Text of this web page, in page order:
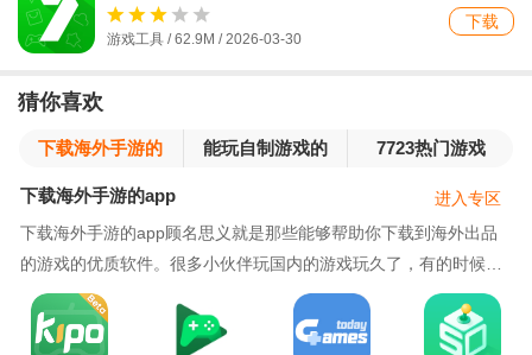
游戏工具 / 62.9M / 2026-03-30
下载
猜你喜欢
下载海外手游的
app
能玩自制游戏的
7723热门游戏
下载海外手游的app
下载海外手游的app顾名思义就是那些能够帮助你下载到海外出品
的游戏的优质软件。很多小伙伴玩国内的游戏玩久了，有的时候也
会想要玩海外的游戏，但是不知道哪里可以去下载海
进入专区